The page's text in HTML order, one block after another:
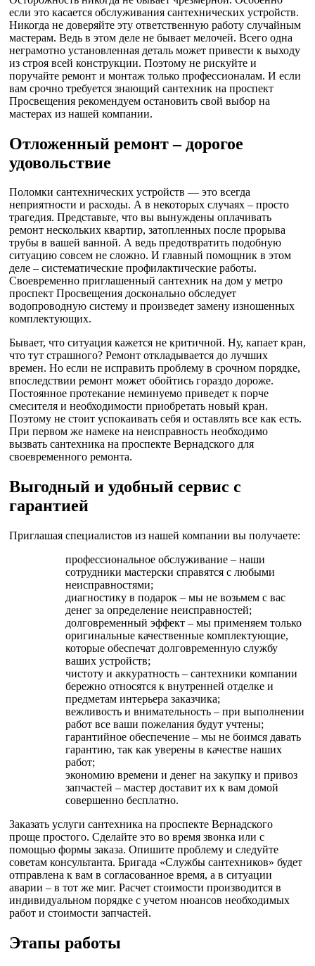
если это касается обслуживания сантехнических устройств.
Никогда не доверяйте эту ответственную работу случайным
мастерам. Ведь в этом деле не бывает мелочей. Всего одна
неграмотно установленная деталь может привести к выходу
из строя всей конструкции. Поэтому не рискуйте и
поручайте ремонт и монтаж только профессионалам. И если
вам срочно требуется знающий сантехник на проспект
Просвещения рекомендуем остановить свой выбор на
мастерах из нашей компании.
Отложенный ремонт – дорогое
удовольствие
Поломки сантехнических устройств — это всегда
неприятности и расходы. А в некоторых случаях – просто
трагедия. Представьте, что вы вынуждены оплачивать
ремонт нескольких квартир, затопленных после прорыва
трубы в вашей ванной. А ведь предотвратить подобную
ситуацию совсем не сложно. И главный помощник в этом
деле – систематические профилактические работы.
Своевременно приглашенный сантехник на дом у метро
проспект Просвещения досконально обследует
водопроводную систему и произведет замену изношенных
комплектующих.
Бывает, что ситуация кажется не критичной. Ну, капает кран,
что тут страшного? Ремонт откладывается до лучших
времен. Но если не исправить проблему в срочном порядке,
впоследствии ремонт может обойтись гораздо дороже.
Постоянное протекание неминуемо приведет к порче
смесителя и необходимости приобретать новый кран.
Поэтому не стоит успокаивать себя и оставлять все как есть.
При первом же намеке на неисправность необходимо
вызвать сантехника на проспекте Вернадского для
своевременного ремонта.
Выгодный и удобный сервис с
гарантией
Приглашая специалистов из нашей компании вы получаете:
профессиональное обслуживание – наши
сотрудники мастерски справятся с любыми
неисправностями;
диагностику в подарок – мы не возьмем с вас
денег за определение неисправностей;
долговременный эффект – мы применяем только
оригинальные качественные комплектующие,
которые обеспечат долговременную службу
ваших устройств;
чистоту и аккуратность – сантехники компании
бережно относятся к внутренней отделке и
предметам интерьера заказчика;
вежливость и внимательность – при выполнении
работ все ваши пожелания будут учтены;
гарантийное обеспечение – мы не боимся давать
гарантию, так как уверены в качестве наших
работ;
экономию времени и денег на закупку и привоз
запчастей – мастер доставит их к вам домой
совершенно бесплатно.
Заказать услуги сантехника на проспекте Вернадского
проще простого. Сделайте это во время звонка или с
помощью формы заказа. Опишите проблему и следуйте
советам консультанта. Бригада «Службы сантехников» будет
отправлена к вам в согласованное время, а в ситуации
аварии – в тот же миг. Расчет стоимости производится в
индивидуальном порядке с учетом нюансов необходимых
работ и стоимости запчастей.
Этапы работы